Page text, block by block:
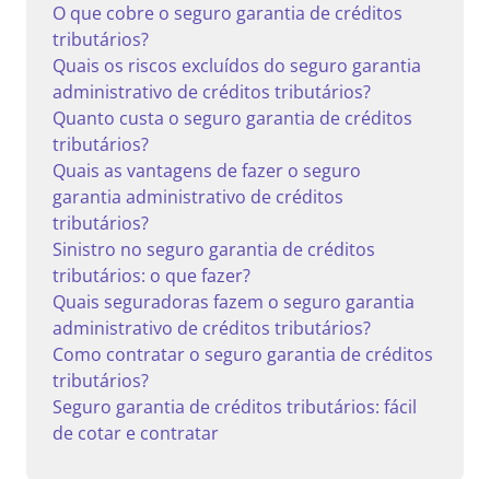
O que cobre o seguro garantia de créditos
tributários?
Quais os riscos excluídos do seguro garantia
administrativo de créditos tributários?
Quanto custa o seguro garantia de créditos
tributários?
Quais as vantagens de fazer o seguro
garantia administrativo de créditos
tributários?
Sinistro no seguro garantia de créditos
tributários: o que fazer?
Quais seguradoras fazem o seguro garantia
administrativo de créditos tributários?
Como contratar o seguro garantia de créditos
tributários?
Seguro garantia de créditos tributários: fácil
de cotar e contratar